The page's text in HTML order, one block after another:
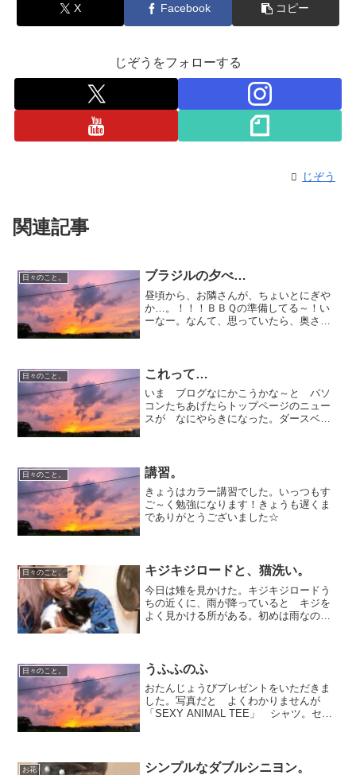
X Facebook コピー
じぞうをフォローする
じぞう
関連記事
日々のこと。 ブラジルの夕べ…
昼頃から、お隣さんが、ちょいとにぎや
か…。！！！ＢＢＱの準備してる～！い
ーなー。なんて、思っていたら、奥さん
んと仲良く過ごせました♪♪...
日々のこと。 これって…
いま ブログなにかこうかな～と パソ
コンたちあげたらトップページのニュー
スが なにやらきになった。ダースベイ
ン！！！って。ちょっとう...
日々のこと。 講習。
きょうはカラー講習でした。いっつもす
ご～く勉強になります！きょうも遅くま
でありがとうございました☆
日々のこと。 キジキジロードと、猫洗い。
今日は雉を見かけた。キジキジロードう
ちの近くに、雨が降っていると キジを
よく見かける所がある。初めは雨なのに
と行くらしい。なので、つ...
日々のこと。 うふふのふ
おたんじょうびプレゼントをいただきま
した。写真だと よくわかりませんが
「SEXY ANIMAL TEE」 シャツ。セク
キシコ的な ...
お花 シンプルなダブルシニヨン。